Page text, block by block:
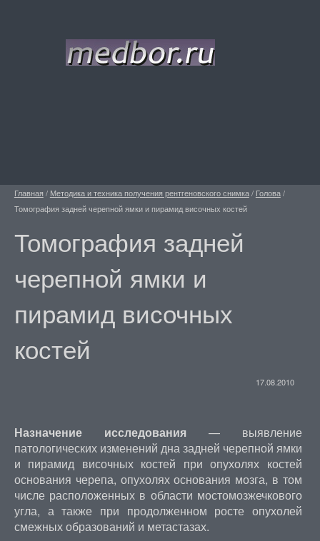
Главная / Методика и техника получения рентгеновского снимка/ Голова/
Томография задней черепной ямки и пирамид височных костей
Томография задней
черепной ямки и
пирамид височных
костей
17.08.2010
Назначение исследования — выявление
патологических изменений дна задней черепной ямки
и пирамид височных костей при опухолях костей
основания черепа, опухолях основания мозга, в том
числе расположенных в области мостомозжечкового
угла, а также при продолженном росте опухолей
смежных образований и метастазах.